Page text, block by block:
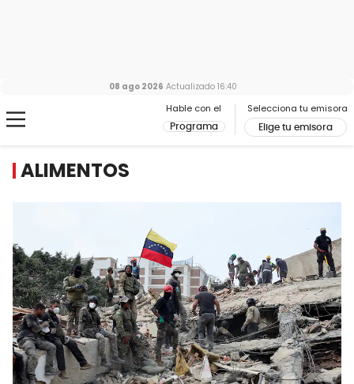
Hable con el
Programa
Selecciona tu emisora
Elige tu emisora
08 ago 2026 Actualizado 16:40
ALIMENTOS